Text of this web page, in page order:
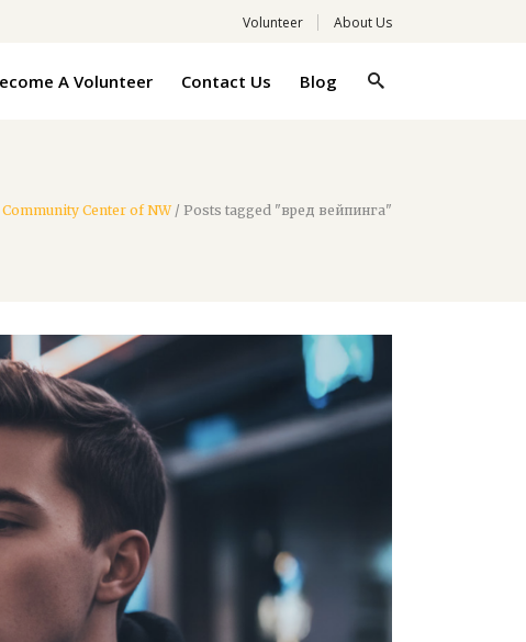
Volunteer About Us
A Volunteer Contact Us Blog
Community Center of NW/ Posts tagged "вред вейпинга"